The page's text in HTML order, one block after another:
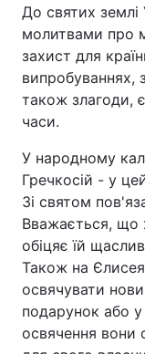
До святих землі
молитвами про
захист для
випробуваннях,
також злагоди,
часи.
У народному
Гречкосій - у
Зі святом
Вважається, що
обіцяє їй
Також на
освячувати
подарунок або
освячення вони